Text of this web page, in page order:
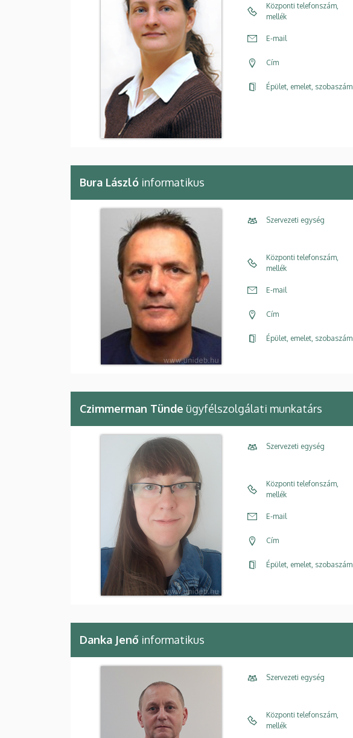
Központi telefonszám,
mellék
E-mail
Cím
Épület, emelet, szobaszám
Bura László informatikus
Szervezeti egység
Központi telefonszám,
mellék
E-mail
Cím
Épület, emelet, szobaszám
Czimmerman Tünde ügyfélszolgálati munkatárs
Szervezeti egység
Központi telefonszám,
mellék
E-mail
Cím
Épület, emelet, szobaszám
Danka Jenő informatikus
Szervezeti egység
Központi telefonszám,
mellék